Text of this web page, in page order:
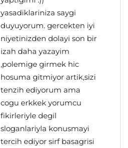
yasadiklariniza saygi
duyuyorum. gercekten iyi
niyetinizden dolayi son bir
izah daha yazayim
,polemige girmek hic
hosuma gitmiyor artik,sizi
tenzih ediyorum ama
cogu erkkek yorumcu
fikirleriyle degil
sloganlariyla konusmayi
tercih ediyor sirf basagrisi